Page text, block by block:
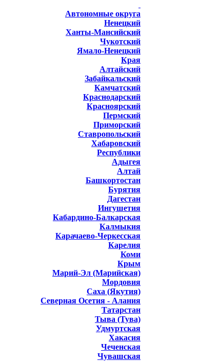
Автономные округа
Ненецкий
Ханты-Мансийский
Чукотский
Ямало-Ненецкий
Края
Алтайский
Забайкальский
Камчатский
Краснодарский
Красноярский
Пермский
Приморский
Ставропольский
Хабаровский
Республики
Адыгея
Алтай
Башкортостан
Бурятия
Дагестан
Ингушетия
Кабардино-Балкарская
Калмыкия
Карачаево-Черкесская
Карелия
Коми
Крым
Марий-Эл (Марийская)
Мордовия
Саха (Якутия)
Северная Осетия - Алания
Татарстан
Тыва (Тува)
Удмуртская
Хакасия
Чеченская
Чувашская